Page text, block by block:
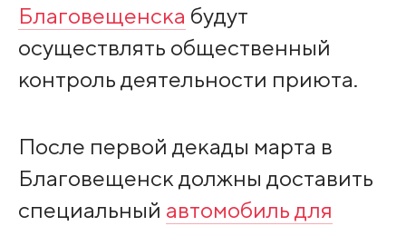
Благовещенска будут
осуществлять общественный
контроль деятельности приюта.
После первой декады марта в
Благовещенск должны доставить
специальный автомобиль для